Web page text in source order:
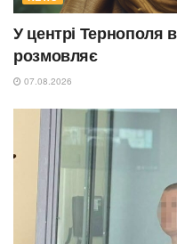
У центрі Тернополя
розмовляє
07.08.2026